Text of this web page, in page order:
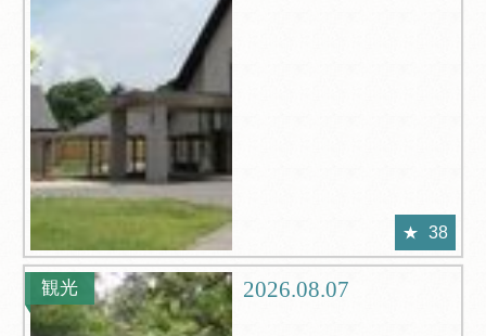
38
観光 2026.08.07